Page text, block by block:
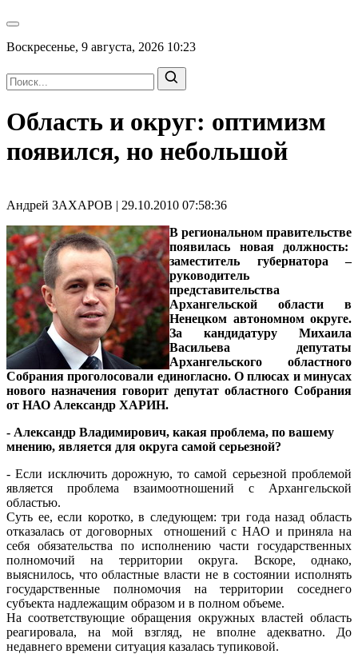
Воскресенье, 9 августа, 2026 10:23
Область и округ: оптимизм
появился, но небольшой
Андрей ЗАХАРОВ | 29.10.2010 07:58:36
В региональном правительстве
появилась новая должность:
заместитель губернатора –
руководитель
представительства
Архангельской области в
Ненецком автономном округе.
За кандидатуру Михаила
Васильева депутаты
Архангельского областного
Собрания проголосовали единогласно. О плюсах и минусах
нового назначения говорит депутат областного Собрания
от НАО Александр ХАРИН.
- Александр Владимирович, какая проблема, по вашему
мнению, является для округа самой серьезной?
- Если исключить дорожную, то самой серьезной проблемой
является проблема взаимоотношений с Архангельской
областью.
Суть ее, если коротко, в следующем: три года назад область
отказалась от договорных отношений с НАО и приняла на
себя обязательства по исполнению части государственных
полномочий на территории округа. Вскоре, однако,
выяснилось, что областные власти не в состоянии исполнять
государственные полномочия на территории соседнего
субъекта надлежащим образом и в полном объеме.
На соответствующие обращения окружных властей область
реагировала, на мой взгляд, не вполне адекватно. До
недавнего времени ситуация казалась тупиковой.